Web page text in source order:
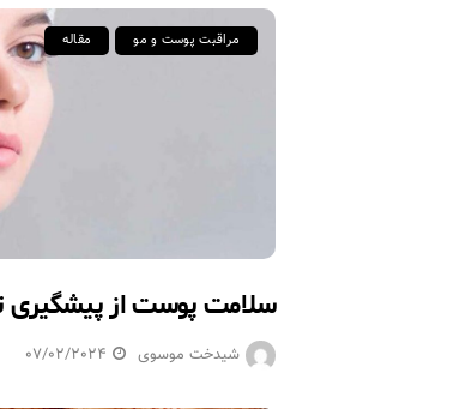
مراقبت پوست و مو مقاله
سلامت پوست از پیشگیری
شیدخت موسوی 07/02/2024